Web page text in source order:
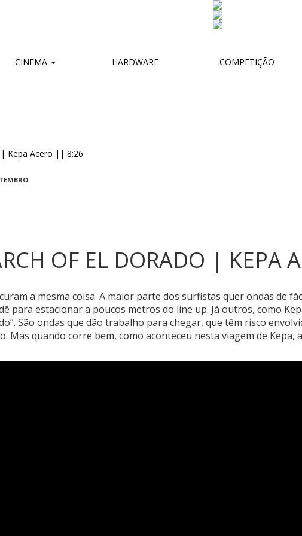
CINEMA HARDWARE COMPETIÇÃO
OF EL DORADO | KEPA
a mesma coisa. A maior parte dos surfistas quer ondas de
para estacionar a poucos metros do line up. Já outros, como
São ondas que dão trabalho para chegar, que têm risco
Mas quando corre bem, como aconteceu nesta viagem de Kepa, a